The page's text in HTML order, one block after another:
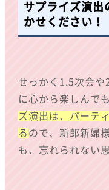
サプライズ演
かせください！
せっかく1.5次会や
に心から楽しんで
ズ演出は、パーテ
る ので、新郎新婦
も、忘れられない